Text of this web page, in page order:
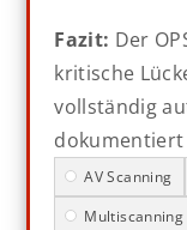
Fazit: Der
kritische
vollständig
AV Scanning
Multiscanning